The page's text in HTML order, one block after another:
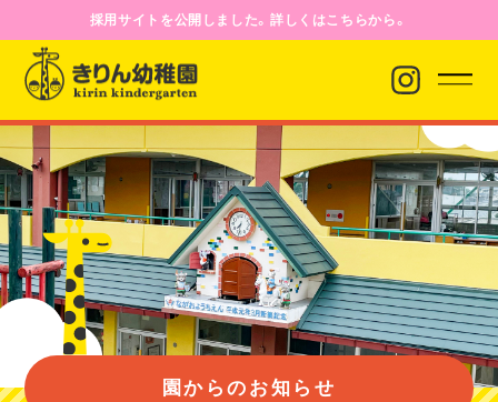
採用サイトを公開しました。詳しくはこちらから。
園からのお知らせ
園について
園のようす
園からのお知らせ